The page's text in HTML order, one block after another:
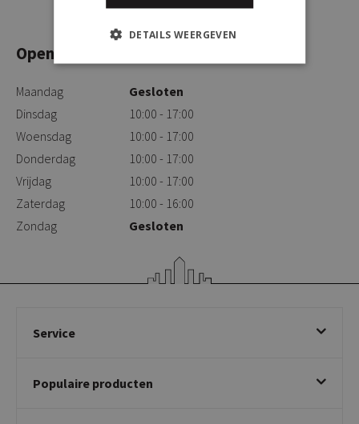
Openingstijden
Maandag
Gesloten
Dinsdag
10:00 - 17:00
Woensdag
10:00 - 17:00
Donderdag
10:00 - 17:00
Vrijdag
10:00 - 17:00
Zaterdag
10:00 - 16:00
Zondag
Gesloten
Service
Betalen & annuleren
Populaire producten
DETAILS WEERGEVEN